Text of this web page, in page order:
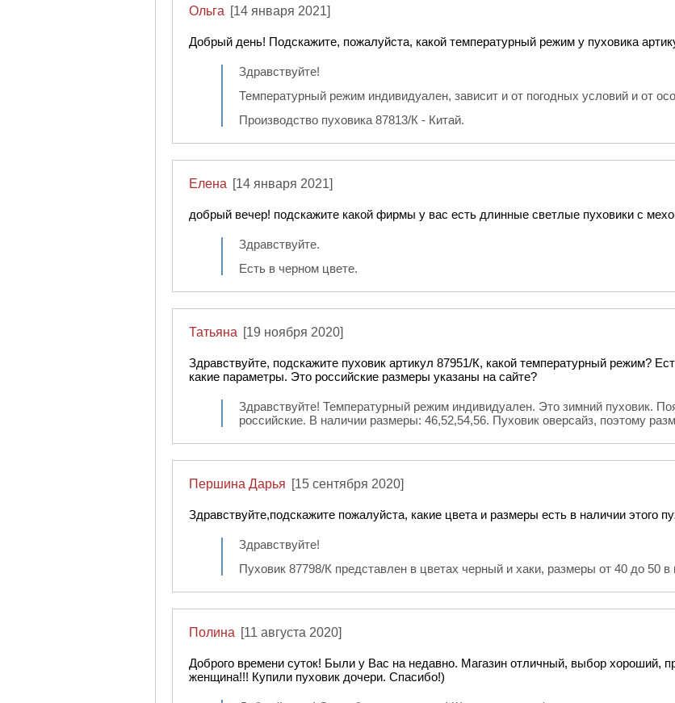
Ольга [14 января 2021]
Добрый день! Подскажите, пожалуйста, какой температурный режим у пуховика
Здравствуйте!
Температурный режим индивидуален, зависит и от погодных условий и от
Производство пуховика 87813/К - Китай.
Елена [14 января 2021]
добрый вечер! подскажите какой фирмы у вас есть длинные светлые пуховики с
Здравствуйте.
Есть в черном цвете.
Татьяна [19 ноября 2020]
Здравствуйте, подскажите пуховик артикул 87951/К, какой температурный режим?
какие параметры. Это российские размеры указаны на сайте?
Здравствуйте! Температурный режим индивидуален. Это зимний пуховик.
российские. В наличии размеры: 46,52,54,56. Пуховик оверсайз, поэтому
Першина Дарья [15 сентября 2020]
Здравствуйте,подскажите пожалуйста, какие цвета и размеры есть в наличии этого
Здравствуйте!
Пуховик 87798/К представлен в цветах черный и хаки, размеры от 40 до 50
Полина [11 августа 2020]
Доброго времени суток! Были у Вас на недавно. Магазин отличный, выбор хороший,
женщина!!! Купили пуховик дочери. Спасибо!)